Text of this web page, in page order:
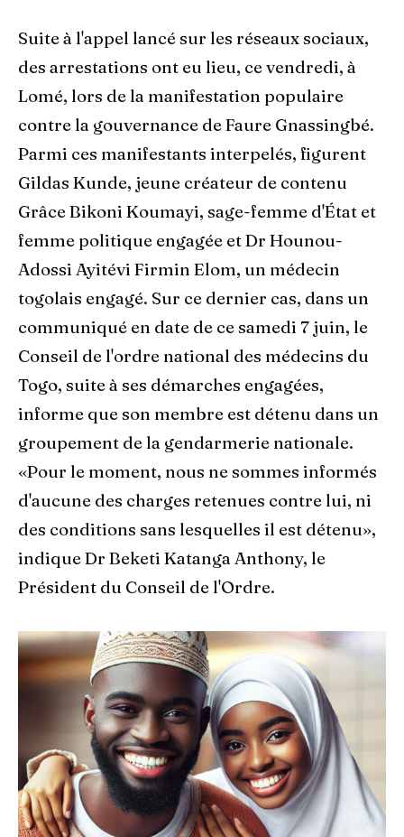
Suite à l'appel lancé sur les réseaux sociaux,
des arrestations ont eu lieu, ce vendredi, à
Lomé, lors de la manifestation populaire
contre la gouvernance de Faure Gnassingbé.
Parmi ces manifestants interpelés, figurent
Gildas Kunde, jeune créateur de contenu
Grâce Bikoni Koumayi, sage-femme d'État et
femme politique engagée et Dr Hounou-
Adossi Ayitévi Firmin Elom, un médecin
togolais engagé. Sur ce dernier cas, dans un
communiqué en date de ce samedi 7 juin, le
Conseil de l'ordre national des médecins du
Togo, suite à ses démarches engagées,
informe que son membre est détenu dans un
groupement de la gendarmerie nationale.
«Pour le moment, nous ne sommes informés
d'aucune des charges retenues contre lui, ni
des conditions sans lesquelles il est détenu»,
indique Dr Beketi Katanga Anthony, le
Président du Conseil de l'Ordre.